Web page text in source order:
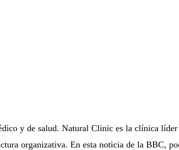
y de salud. Natural Clinic es la clínica
organizativa. En esta noticia de la BBC,